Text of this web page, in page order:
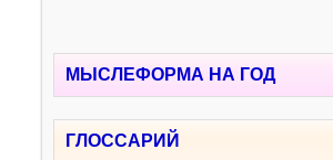
МЫСЛЕФОРМА НА ГОД
ГЛОССАРИЙ